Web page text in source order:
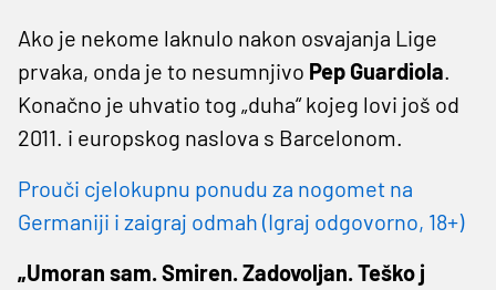
Ako je nekome laknulo nakon osvajanja Lige
prvaka, onda je to nesumnjivo Pep Guardiola
Konačno je uhvatio tog „duha“ kojeg lovi još od
2011. i europskog naslova s Barcelonom.
Prouči cjelokupnu ponudu za nogomet na
Germaniji i zaigraj odmah (Igraj odgovorno, 18+)
„Umoran sam. Smiren. Zadovoljan. Teško j